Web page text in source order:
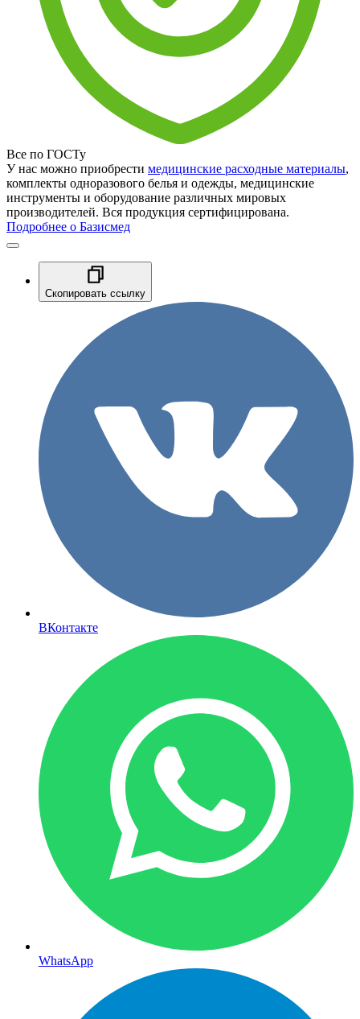
Все по ГОСТу
У нас можно приобрести медицинские расходные материалы,
комплекты одноразового белья и одежды, медицинские
инструменты и оборудование различных мировых
производителей. Вся продукция сертифицирована.
Подробнее о Базисмед
Скопировать ссылку
ВКонтакте
WhatsApp